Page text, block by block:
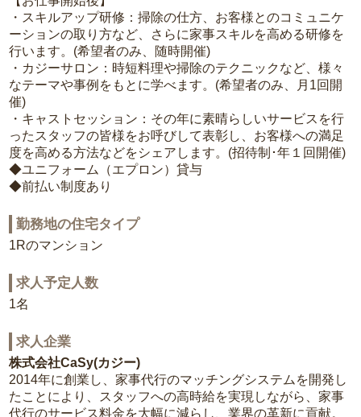
・スキルアップ研修：掃除の仕方、お客様とのコミュニケ
ーションの取り方など、さらに家事スキルを高める研修を
行います。(希望者のみ、随時開催)
・カジーサロン：時短料理や掃除のテクニックなど、様々
なテーマや事例をもとに学べます。(希望者のみ、月1回開
催)
・キャストセッション：その年に素晴らしいサービスを行
ったスタッフの皆様をお呼びして表彰し、お客様への満足
度を高める方法などをシェアします。(招待制･年１回開催)
◆ユニフォーム（エプロン）貸与
◆前払い制度あり
勤務地の住宅タイプ
1Rのマンション
求人予定人数
1名
求人企業
株式会社CaSy(カジー)
2014年に創業し、家事代行のマッチングシステムを開発し
たことにより、スタッフへの高時給を実現しながら、家事
代行のサービス料金を大幅に減らし、業界の革新に貢献。